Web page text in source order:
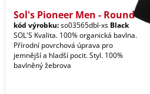
Sol's Pioneer Men - Round
kód výrobku:so03565dbl-xs Black
SOL'S Kvalita. 100% organická bavlna.
Přírodní povrchová úprava pro
jemnější a hladší pocit. Styl. 100%
bavlněný žebrova